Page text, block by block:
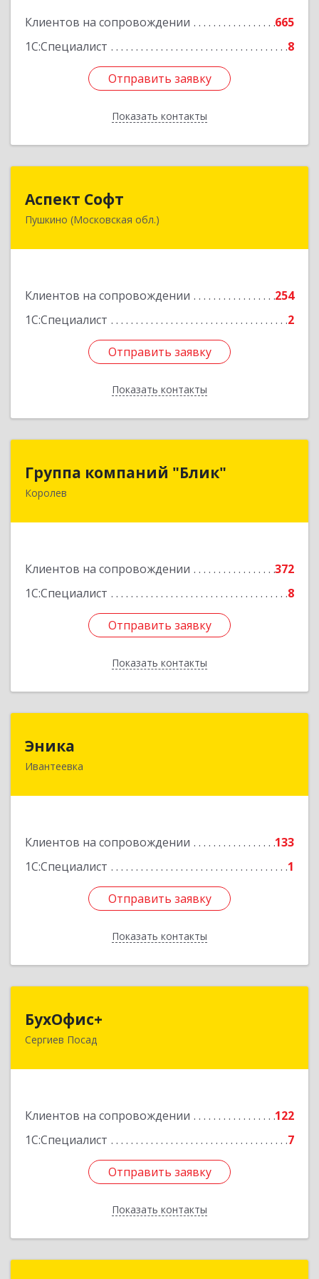
Клиентов на сопровождении
665
1С:Специалист
8
Отправить заявку
Показать контакты
Отправить заявку
Назад
Аспект Софт
Пушкино (Московская обл.)
Клиентов на сопровождении
254
1С:Специалист
2
Отправить заявку
Показать контакты
141205, Московская обл, Пушкинский р-н,
Отправить заявку
Назад
Группа компаний "Блик"
Королев
Клиентов на сопровождении
372
1С:Специалист
8
Отправить заявку
Показать контакты
Группа компаний "Блик"
Отправить заявку
Назад
Эника
Ивантеевка
Клиентов на сопровождении
133
1С:Специалист
1
Отправить заявку
Показать контакты
141280, Московская обл, г.о. Пушкинский,
Отправить заявку
Назад
БухОфис+
Сергиев Посад
Клиентов на сопровождении
122
1С:Специалист
7
Отправить заявку
Показать контакты
141304, Московская обл, Сергиево-Посадский
Подробнее
Отправить заявку
Назад